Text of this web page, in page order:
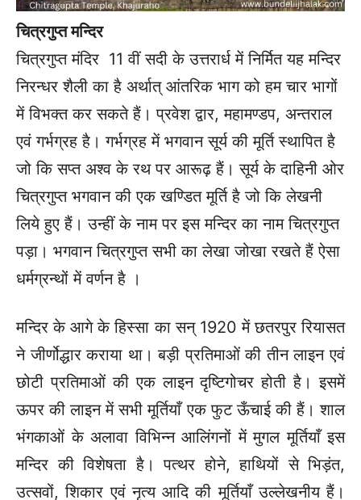
चित्रगुप्त मन्दिर
चित्रगुप्त मंदिर 11 वीं सदी के उत्तरार्ध में निर्मित यह मन्दिर
निरन्धर शैली का है अर्थात् आंतरिक भाग को हम चार भागों
में विभक्त कर सकते हैं। प्रवेश द्वार, महामण्डप, अन्तराल
एवं गर्भग्रह है। गर्भग्रह में भगवान सूर्य की मूर्ति स्थापित है
जो कि सप्त अश्व के रथ पर आरूढ़ हैं। सूर्य के दाहिनी ओर
चित्रगुप्त भगवान की एक खण्डित मूर्ति है जो कि लेखनी
लिये हुए हैं। उन्हीं के नाम पर इस मन्दिर का नाम चित्रगुप्त
पड़ा। भगवान चित्रगुप्त सभी का लेखा जोखा रखते हैं ऐसा
धर्मग्रन्थों में वर्णन है ।
मन्दिर के आगे के हिस्सा का सन् 1920 में छतरपुर रियासत
ने जीर्णोद्धार कराया था।बड़ी प्रतिमाओं की तीन लाइन एवं
छोटी प्रतिमाओं की एक लाइन दृष्टिगोचरहोती है। इसमें
ऊपर की लाइन में सभी मूर्तियाँ एक फुट ऊँचाई की हैं। शाल
भंगकाओं के अलावा विभिन्न आलिंगनों में मुगल मूर्तियाँ इस
मन्दिर की विशेषता है। पत्थर होने, हाथियों से भिड़ंत,
उत्सवों, शिकार एवं नृत्य आदि की मूर्तियाँ उल्लेखनीय हैं।